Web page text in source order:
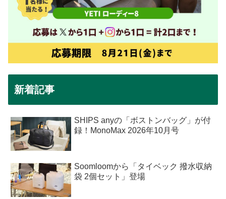
新着記事
SHIPS anyの「ボストンバッグ」が付
録！MonoMax 2026年10月号
Soomloomから「タイベック 撥水収納
袋 2個セット」登場